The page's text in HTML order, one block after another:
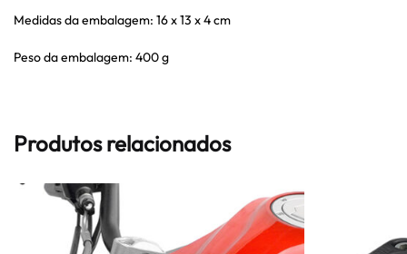
Medidas da embalagem: 16 x 13 x 4 cm
Peso da embalagem: 400 g
Produtos relacionados